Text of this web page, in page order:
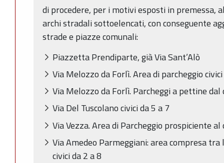
di procedere, per i motivi esposti in premessa,
archi stradali sottoelencati, con conseguente
strade e piazze comunali:
Piazzetta Prendiparte, già Via Sant’Alò
Via Melozzo da Forlì. Area di parcheggio
Via Melozzo da Forlì. Parcheggi a pettine dal
Via Del Tuscolano civici da 5 a 7
Via Vezza. Area di Parcheggio prospiciente al
Via Amedeo Parmeggiani: area compresa
civici da 2 a 8